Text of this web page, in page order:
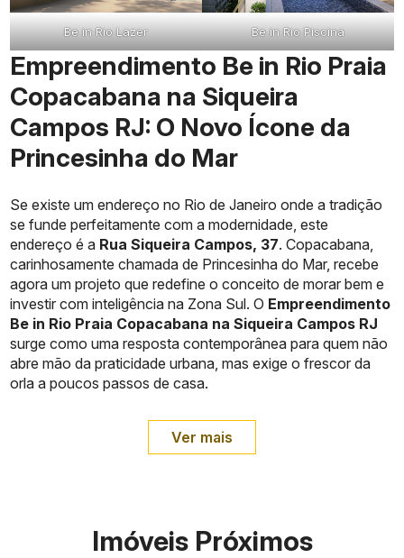
Be in Rio Lazer Be in Rio Piscina
Empreendimento Be in Rio Praia
Copacabana na Siqueira
Campos RJ: O Novo Ícone da
Princesinha do Mar
Se existe um endereço no Rio de Janeiro onde a tradição
se funde perfeitamente com a modernidade, este
endereço é a Rua Siqueira Campos, 37. Copacabana,
carinhosamente chamada de Princesinha do Mar, recebe
agora um projeto que redefine o conceito de morar bem e
investir com inteligência na Zona Sul. O Empreendimento
Be in Rio Praia Copacabana na Siqueira Campos RJ
surge como uma resposta contemporânea para quem não
abre mão da praticidade urbana, mas exige o frescor da
orla a poucos passos de casa.
Ver mais
Imóveis Próximos